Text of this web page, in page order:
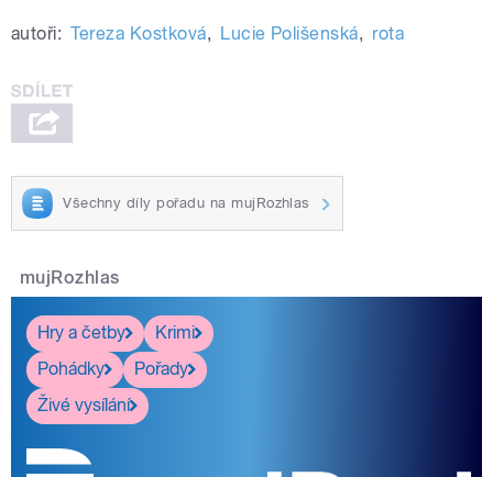
autoři: Tereza Kostková, Lucie Polišenská, rota
Všechny díly pořadu na mujRozhlas
mujRozhlas
Hry a četby
Krimi
Pohádky
Pořady
Živé vysílání